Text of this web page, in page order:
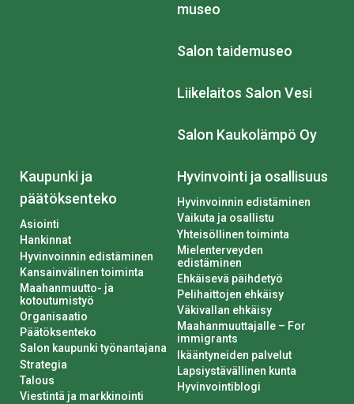
museo
Salon taidemuseo
Liikelaitos Salon Vesi
Salon Kaukolämpö Oy
Kaupunki ja
päätöksenteko
Asiointi
Hankinnat
Hyvinvoinnin edistäminen
Kansainvälinen toiminta
Maahanmuutto- ja
kotoutumistyö
Organisaatio
Päätöksenteko
Salon kaupunki työnantajana
Strategia
Talous
Viestintä ja markkinointi
Hyvinvointi ja osallisuus
Hyvinvoinnin edistäminen
Vaikuta ja osallistu
Yhteisöllinen toiminta
Mielenterveyden
edistäminen
Ehkäisevä päihdetyö
Pelihaittojen ehkäisy
Väkivallan ehkäisy
Maahanmuuttajalle – For
immigrants
Ikääntyneiden palvelut
Lapsiystävällinen kunta
Hyvinvointiblogi